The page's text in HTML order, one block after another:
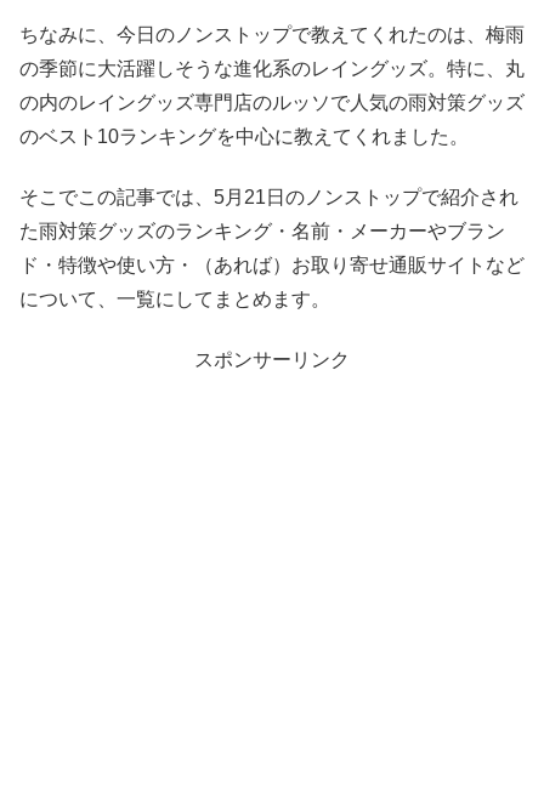
ちなみに、今日のノンストップで教えてくれたのは、梅雨
の季節に大活躍しそうな進化系のレイングッズ。特に、丸
の内のレイングッズ専門店のルッソで人気の雨対策グッズ
のベスト10ランキングを中心に教えてくれました。
そこでこの記事では、5月21日のノンストップで紹介され
た雨対策グッズのランキング・名前・メーカーやブラン
ド・特徴や使い方・（あれば）お取り寄せ通販サイトなど
について、一覧にしてまとめます。
スポンサーリンク